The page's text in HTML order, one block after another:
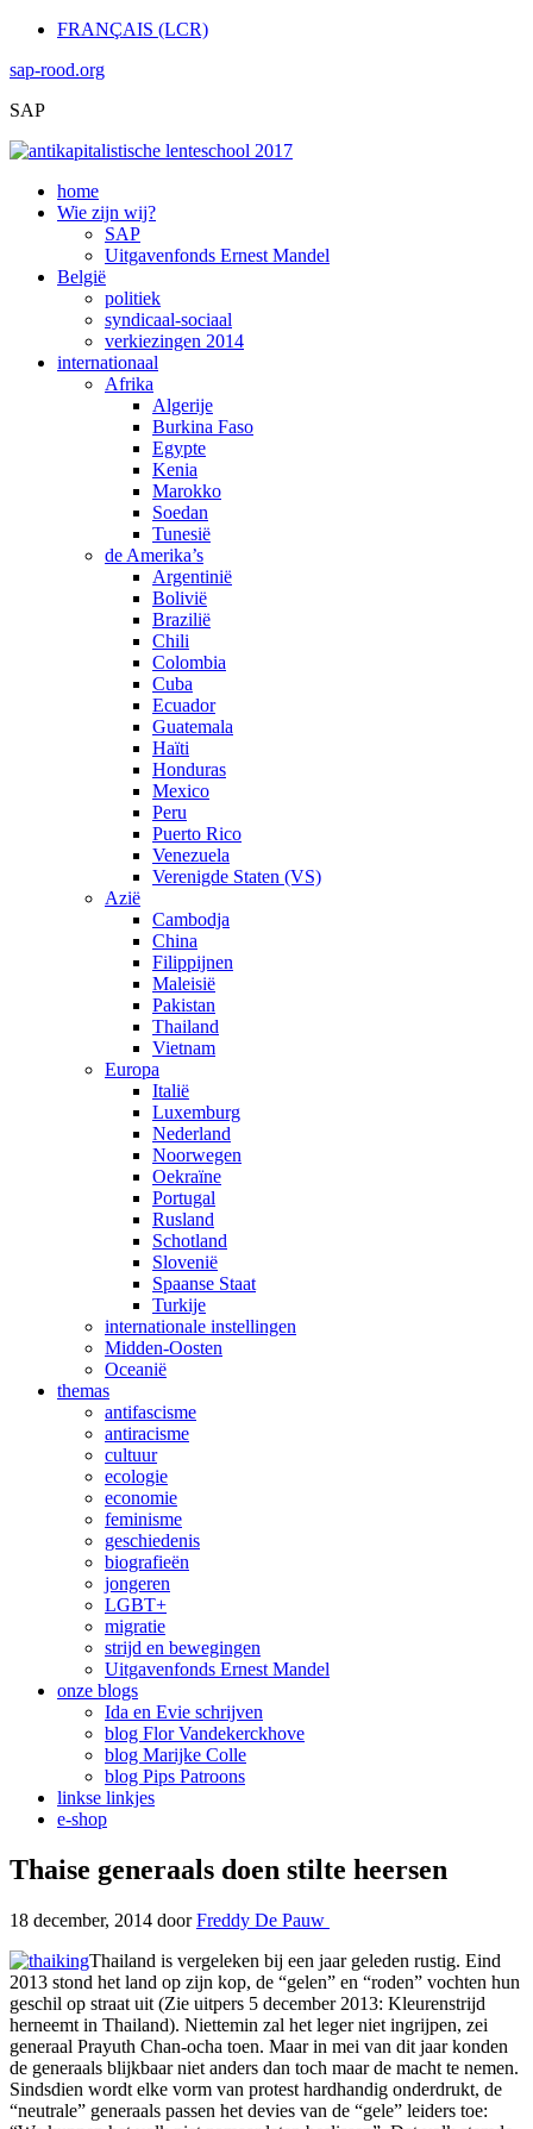
FRANÇAIS (LCR)
sap-rood.org
SAP
home
Wie zijn wij?
SAP
Uitgavenfonds Ernest Mandel
België
politiek
syndicaal-sociaal
verkiezingen 2014
internationaal
Afrika
Algerije
Burkina Faso
Egypte
Kenia
Marokko
Soedan
Tunesië
de Amerika’s
Argentinië
Bolivië
Brazilië
Chili
Colombia
Cuba
Ecuador
Guatemala
Haïti
Honduras
Mexico
Peru
Puerto Rico
Venezuela
Verenigde Staten (VS)
Azië
Cambodja
China
Filippijnen
Maleisië
Pakistan
Thailand
Vietnam
Europa
Italië
Luxemburg
Nederland
Noorwegen
Oekraïne
Portugal
Rusland
Schotland
Slovenië
Spaanse Staat
Turkije
internationale instellingen
Midden-Oosten
Oceanië
themas
antifascisme
antiracisme
cultuur
ecologie
economie
feminisme
geschiedenis
biografieën
jongeren
LGBT+
migratie
strijd en bewegingen
Uitgavenfonds Ernest Mandel
onze blogs
Ida en Evie schrijven
blog Flor Vandekerckhove
blog Marijke Colle
blog Pips Patroons
linkse linkjes
e-shop
Thaise generaals doen stilte heersen
18 december, 2014 doorFreddy De Pauw
Thailand is vergeleken bij een jaar geleden rustig. Eind
2013 stond het land op zijn kop, de “gelen” en “roden” vochten hun
geschil op straat uit (Zie uitpers 5 december 2013: Kleurenstrijd
herneemt in Thailand). Niettemin zal het leger niet ingrijpen, zei
generaal Prayuth Chan-ocha toen. Maar in mei van dit jaar konden
de generaals blijkbaar niet anders dan toch maar de macht te nemen.
Sindsdien wordt elke vorm van protest hardhandig onderdrukt, de
“neutrale” generaals passen het devies van de “gele” leiders toe: